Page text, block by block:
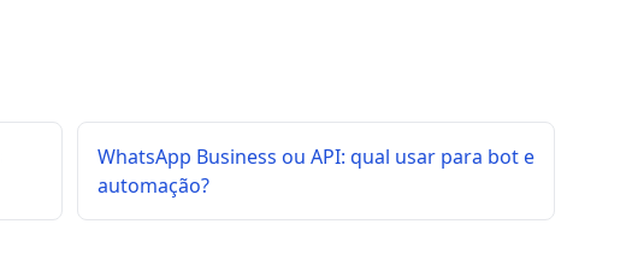
WhatsApp Business ou API: qual usar para bot e
automação?